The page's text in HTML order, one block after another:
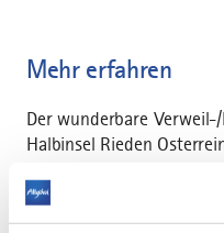
Mehr erfahren
Der wunderbare
Halbinsel Rieden
auf Schloss
sorgt für eine